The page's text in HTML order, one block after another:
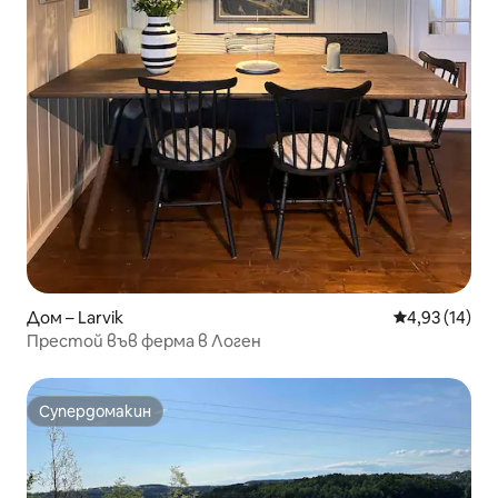
Дом – Larvik Средна
4,93 (14)
Престой във ферма в Логен
Супердомакин
Супердомакин